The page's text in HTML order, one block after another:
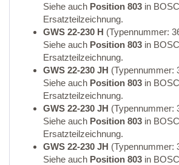
Siehe auch Position 803 in
Ersatzteilzeichnung.
GWS 22-230 H (Typennummer:
Siehe auch Position 803 in
Ersatzteilzeichnung.
GWS 22-230 JH (Typennummer:
Siehe auch Position 803 in
Ersatzteilzeichnung.
GWS 22-230 JH (Typennummer:
Siehe auch Position 803 in
Ersatzteilzeichnung.
GWS 22-230 JH (Typennummer:
Siehe auch Position 803 in